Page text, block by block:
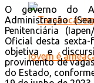
O governo do
Administração
Penitenciária
Oficial desta
objetiva e
provimento de
do Estado,